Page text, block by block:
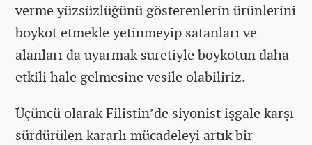
verme yüzsüzlüğünü gösterenlerin ürünlerini
boykot etmekle yetinmeyip satanları ve
alanları da uyarmak suretiyle boykotun daha
etkili hale gelmesine vesile olabiliriz.
Üçüncü olarak Filistin’de siyonist işgale karşı
sürdürülen kararlı mücadeleyi artık bir